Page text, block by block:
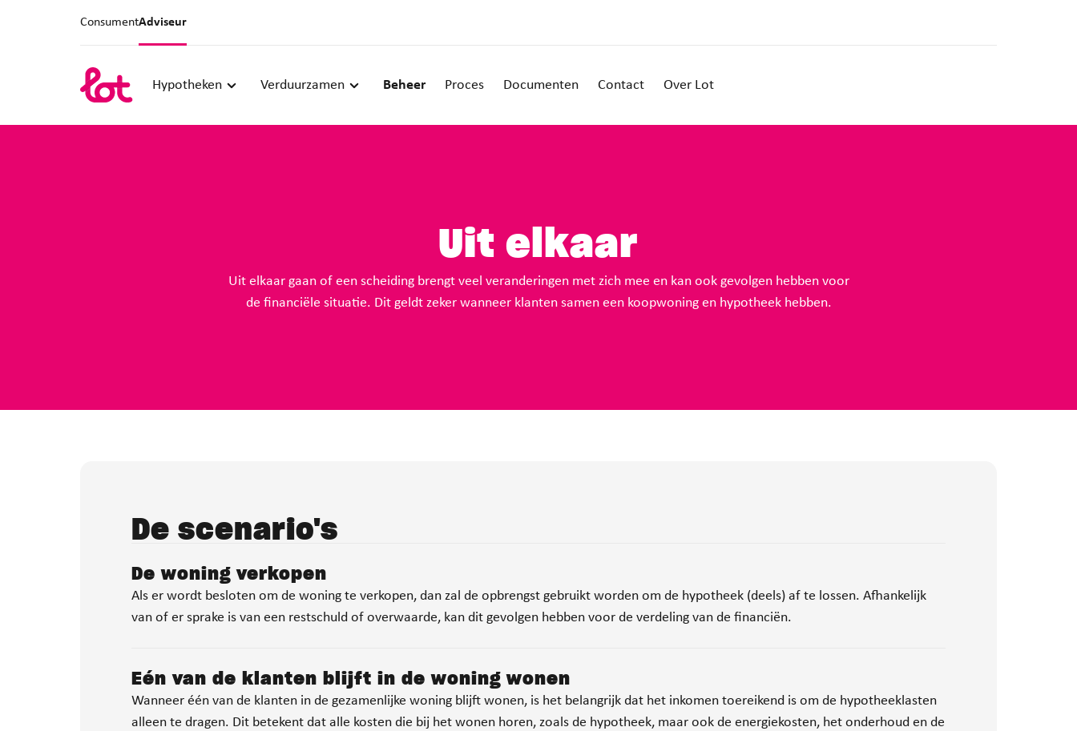
ConsumentAdviseur
Hypotheken Verduurzamen Beheer Proces Documenten Contact Over Lot
Uit elkaar
Uit elkaar gaan of een scheiding brengt veel veranderingen met zich mee en kan ook gevolgen hebben voor
de financiële situatie. Dit geldt zeker wanneer klanten samen een koopwoning en hypotheek hebben.
De scenario's
De woning verkopen
Als er wordt besloten om de woning te verkopen, dan zal de opbrengst gebruikt worden om de hypotheek (deels) af te lossen. Afhankelijk
van of er sprake is van een restschuld of overwaarde, kan dit gevolgen hebben voor de verdeling van de financiën.
Eén van de klanten blijft in de woning wonen
Wanneer één van de klanten in de gezamenlijke woning blijft wonen, is het belangrijk dat het inkomen toereikend is om de hypotheeklasten
alleen te dragen. Dit betekent dat alle kosten die bij het wonen horen, zoals de hypotheek, maar ook de energiekosten, het onderhoud en de